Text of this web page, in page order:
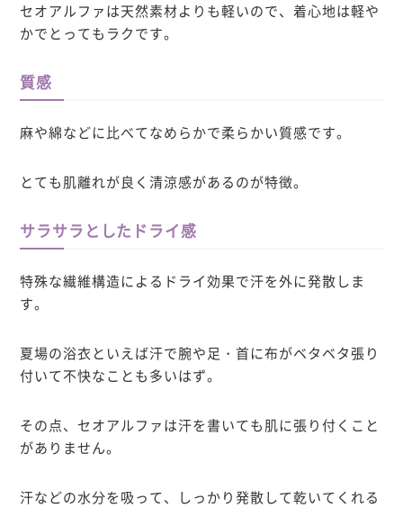
セオアルファは天然素材よりも軽いので、着心地は軽や
かでとってもラクです。
質感
麻や綿などに比べてなめらかで柔らかい質感です。
とても肌離れが良く清涼感があるのが特徴。
サラサラとしたドライ感
特殊な繊維構造によるドライ効果で汗を外に発散しま
す。
夏場の浴衣といえば汗で腕や足・首に布がベタベタ張り
付いて不快なことも多いはず。
その点、セオアルファは汗を書いても肌に張り付くこと
がありません。
汗などの水分を吸って、しっかり発散して乾いてくれる